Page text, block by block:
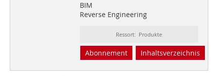
BIM
Reverse Engineering
Ressort: Produkte
Abonnement Inhaltsverzeichnis